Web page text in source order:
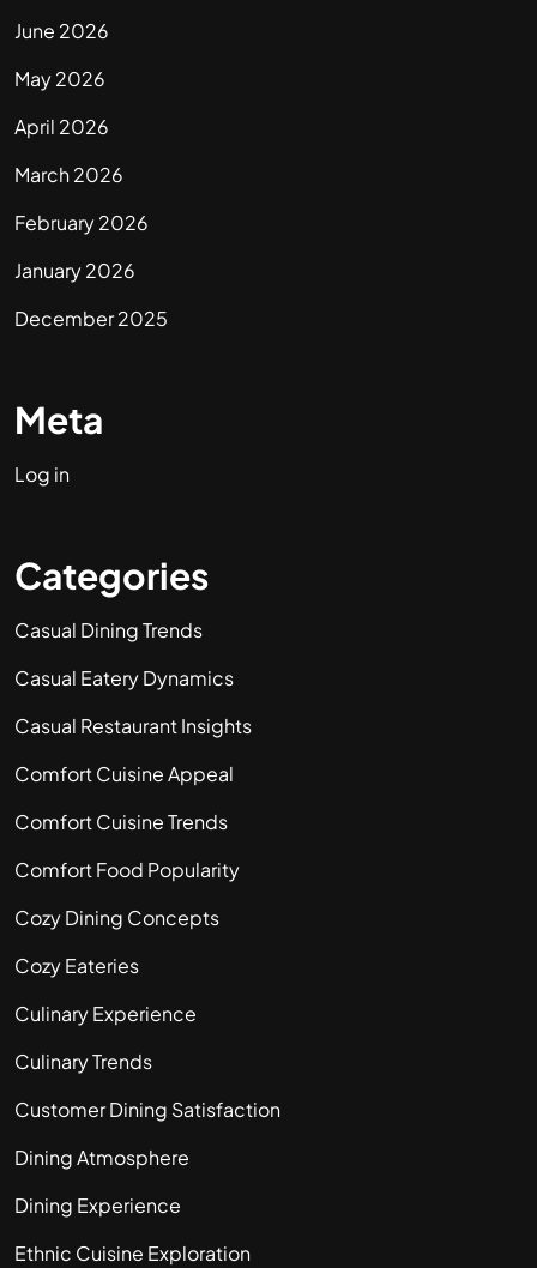
June 2026
May 2026
April 2026
March 2026
February 2026
January 2026
December 2025
Meta
Log in
Categories
Casual Dining Trends
Casual Eatery Dynamics
Casual Restaurant Insights
Comfort Cuisine Appeal
Comfort Cuisine Trends
Comfort Food Popularity
Cozy Dining Concepts
Cozy Eateries
Culinary Experience
Culinary Trends
Customer Dining Satisfaction
Dining Atmosphere
Dining Experience
Ethnic Cuisine Exploration